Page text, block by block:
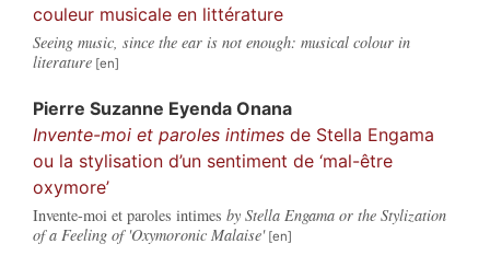
couleur musicale en littérature
Seeing music, since the ear is not enough: musical colour in
literature
Pierre Suzanne Eyenda Onana
Invente-moi et paroles intimes de Stella Engama
ou la stylisation d’un sentiment de ‘mal-être
oxymore’
Invente-moi et paroles intimes by Stella Engama or the Stylization
of a Feeling of 'Oxymoronic Malaise'